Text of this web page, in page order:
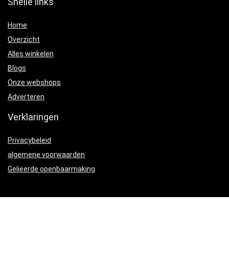
Home
Overzicht
Alles winkelen
Blogs
Onze webshops
Adverteren
Verklaringen
Privacybeleid
algemene voorwaarden
Gelieerde openbaarmaking